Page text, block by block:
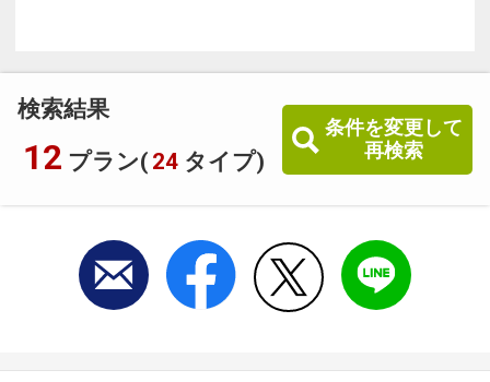
検索結果
12 プラン( 24 タイプ)
条件を変更して
再検索